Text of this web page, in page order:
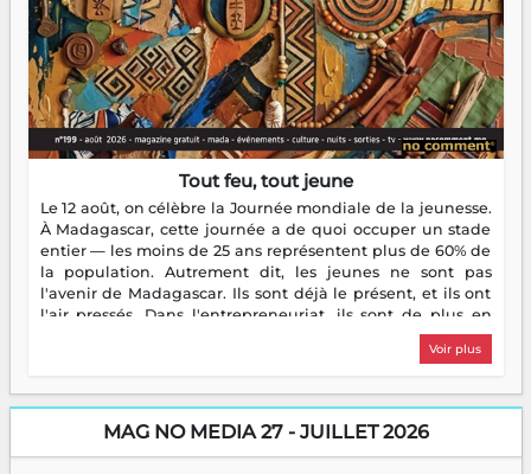
Tout feu, tout jeune
Le 12 août, on célèbre la Journée mondiale de la jeunesse.
À Madagascar, cette journée a de quoi occuper un stade
entier — les moins de 25 ans représentent plus de 60% de
la population. Autrement dit, les jeunes ne sont pas
l'avenir de Madagascar. Ils sont déjà le présent, et ils ont
l'air pressés. Dans l'entrepreneuriat, ils sont de plus en
plus nombreux à se lancer, à créer, à risquer — souvent
sans filet, souvent sans aide, mais toujours avec cette
dorment vraiment la nuit. En culture, les nouvelles sont
encore meilleures. Aina Rasamoelina vient de décrocher le
Prix RFI Instrumental Afrique. Miangaly Elia rafle le Prix
Voir plus
MAG NO MEDIA 27 - JUILLET 2026